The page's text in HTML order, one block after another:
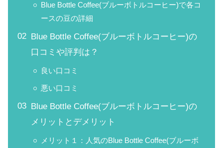
Blue Bottle Coffee(ブルーボトルコーヒー)で各コ
ースの豆の詳細
Blue Bottle Coffee(ブルーボトルコーヒー)の
口コミや評判は？
良い口コミ
悪い口コミ
Blue Bottle Coffee(ブルーボトルコーヒー)の
メリットとデメリット
メリット１：人気のBlue Bottle Coffee(ブルーボ